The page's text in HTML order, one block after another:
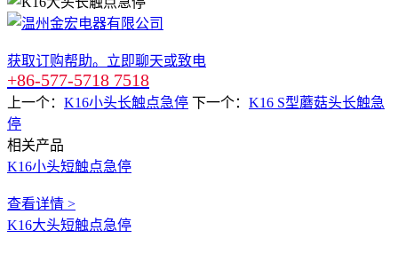
获取订购帮助。立即聊天或致电
+86-577-5718 7518
上一个： K16小头长触点急停 下一个： K16 S型蘑菇头长触急
停
相关产品
K16小头短触点急停
查看详情 >
K16大头短触点急停